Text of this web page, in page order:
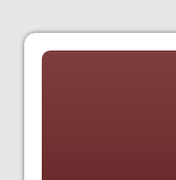
Skip